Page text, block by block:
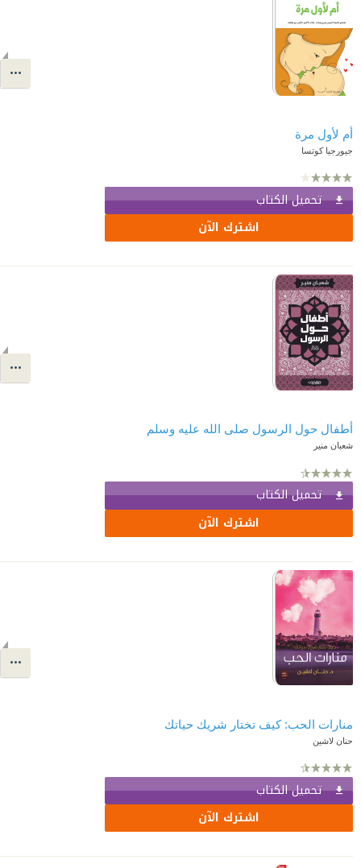
أم لأول مرة
جيورجيا كوتسا
تحميل الكتاب
اشترك الآن
أطفال حول الرسول صلى الله عليه وسلم
شعبان منير
تحميل الكتاب
اشترك الآن
منارات الحب: كيف تختار شريك حياتك
حنان لاشين
تحميل الكتاب
اشترك الآن